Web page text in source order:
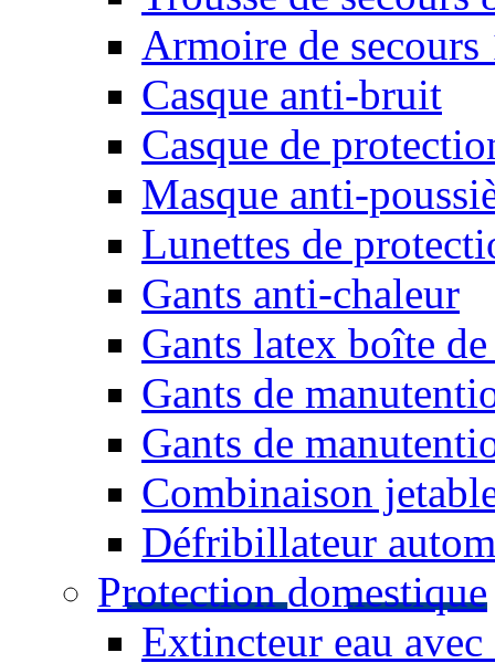
Armoire de secours
Casque anti-bruit
Casque de
Masque anti-
Lunettes de
Gants anti-chaleur
Gants latex boîte
Gants de
Gants de
Combinaison
Défribillateur
Protection domestique
Extincteur eau